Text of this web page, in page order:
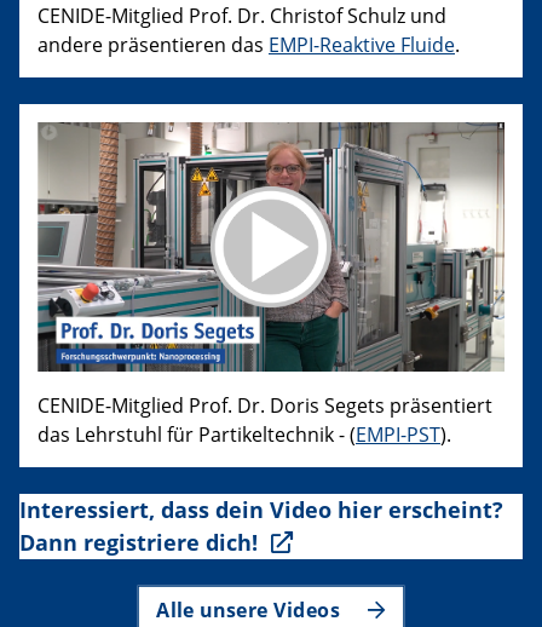
CENIDE-Mitglied Prof. Dr. Christof Schulz und
andere präsentieren das EMPI-Reaktive Fluide.
CENIDE-Mitglied Prof. Dr. Doris Segets präsentiert
das Lehrstuhl für Partikeltechnik - (EMPI-PST).
Interessiert, dass dein Video hier erscheint?
Dann registriere dich!
Alle unsere Videos